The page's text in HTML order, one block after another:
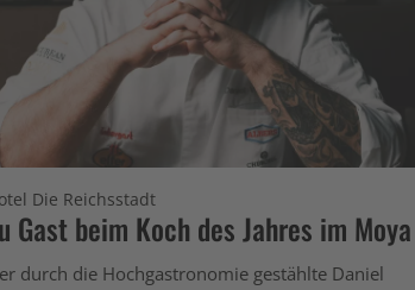
Die Reichsstadt
Gast beim Koch des Jahres im Moya
durch die Hochgastronomie gestählte Daniel